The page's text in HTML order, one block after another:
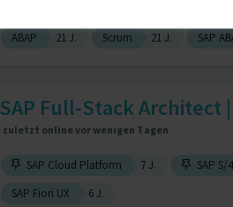
ABAP 21 J. Scrum 21 J. SAP
SAP Full-Stack Architect |
zuletzt online vor wenigen Tagen
SAP Cloud Platform 7 J. SAP S/
SAP Fiori UX
6 J.